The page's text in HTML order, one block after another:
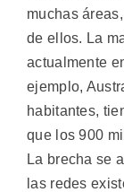
muchas
de ellos. La
actualmente
ejemplo,
habitantes,
que los 900
La brecha se
las redes